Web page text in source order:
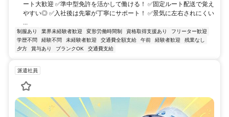
ート大歓迎 ✅準中型免許を活かして働ける！ ✅固定ルート配送で覚え
やすい◎ ✅入社後は先輩が丁寧にサポート！ ✅景気に左右されにくい
...
制服あり 業界未経験者歓迎 変形労働時間制 資格取得支援あり
フリーター歓迎
学歴不問
経験不問 未経験者歓迎 交通費全額支給 午前 経験者歓迎
残業なし
夕方
賞与あり ブランクOK 交通費支給
派遣社員